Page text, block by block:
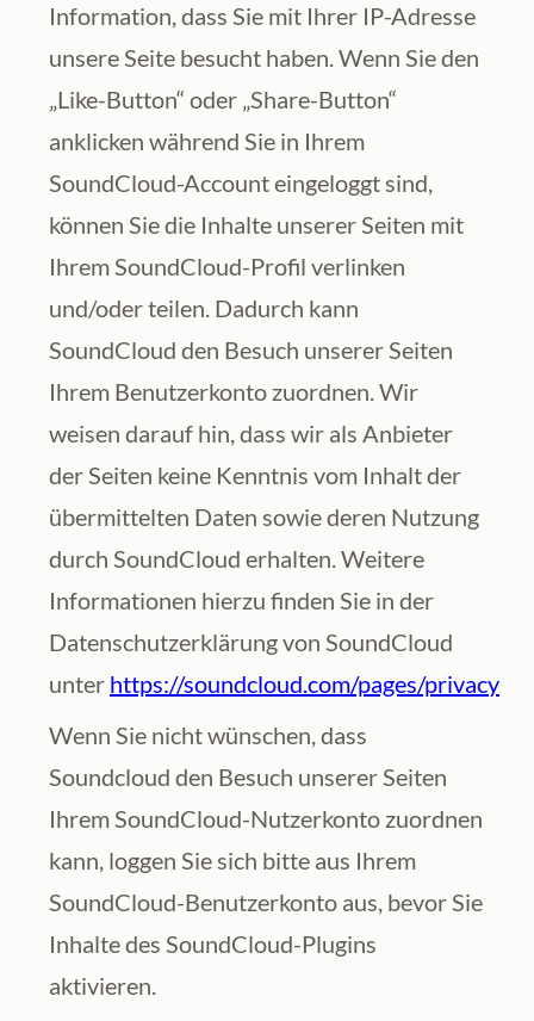
Information, dass Sie mit Ihrer IP-Adresse
unsere Seite besucht haben. Wenn Sie den
„Like-Button“ oder „Share-Button“
anklicken während Sie in Ihrem
SoundCloud-Account eingeloggt sind,
können Sie die Inhalte unserer Seiten mit
Ihrem SoundCloud-Profil verlinken
und/oder teilen. Dadurch kann
SoundCloud den Besuch unserer Seiten
Ihrem Benutzerkonto zuordnen. Wir
weisen darauf hin, dass wir als Anbieter
der Seiten keine Kenntnis vom Inhalt der
übermittelten Daten sowie deren Nutzung
durch SoundCloud erhalten. Weitere
Informationen hierzu finden Sie in der
Datenschutzerklärung von SoundCloud
unter https://soundcloud.com/pages/privacy
Wenn Sie nicht wünschen, dass
Soundcloud den Besuch unserer Seiten
Ihrem SoundCloud-Nutzerkonto zuordnen
kann, loggen Sie sich bitte aus Ihrem
SoundCloud-Benutzerkonto aus, bevor Sie
Inhalte des SoundCloud-Plugins
aktivieren.